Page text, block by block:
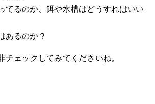
てるのか、餌や水槽はどうすれはいい
あるのか？
チェックしてみてくださいね。